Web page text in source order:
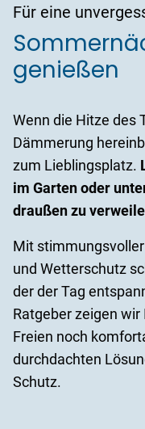
Für eine
genießen
Wenn die Hitze des
Dämmerung
zum Lieblingsplatz.
im Garten oder
draußen zu
Mit
und Wetterschutz
der der Tag
Ratgeber zeigen
Freien noch
durchdachten
Schutz.